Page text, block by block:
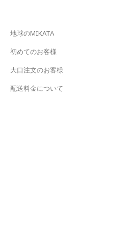
地球のMIKATA
初めてのお客様
大口注文のお客様
配送料金について